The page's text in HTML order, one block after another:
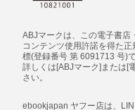
ABJマークは、この電子書店
コンテンツ使用許諾を得た
標(登録番号 第 6091713 号)で
詳しくは[ABJマーク]または[
さい。
ebookjapan ヤフー店は、